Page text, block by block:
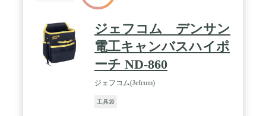
ジェフコム デンサン
電工キャンバスハイポ
ーチ ND-860
ジェフコム(Jefcom)
工具袋